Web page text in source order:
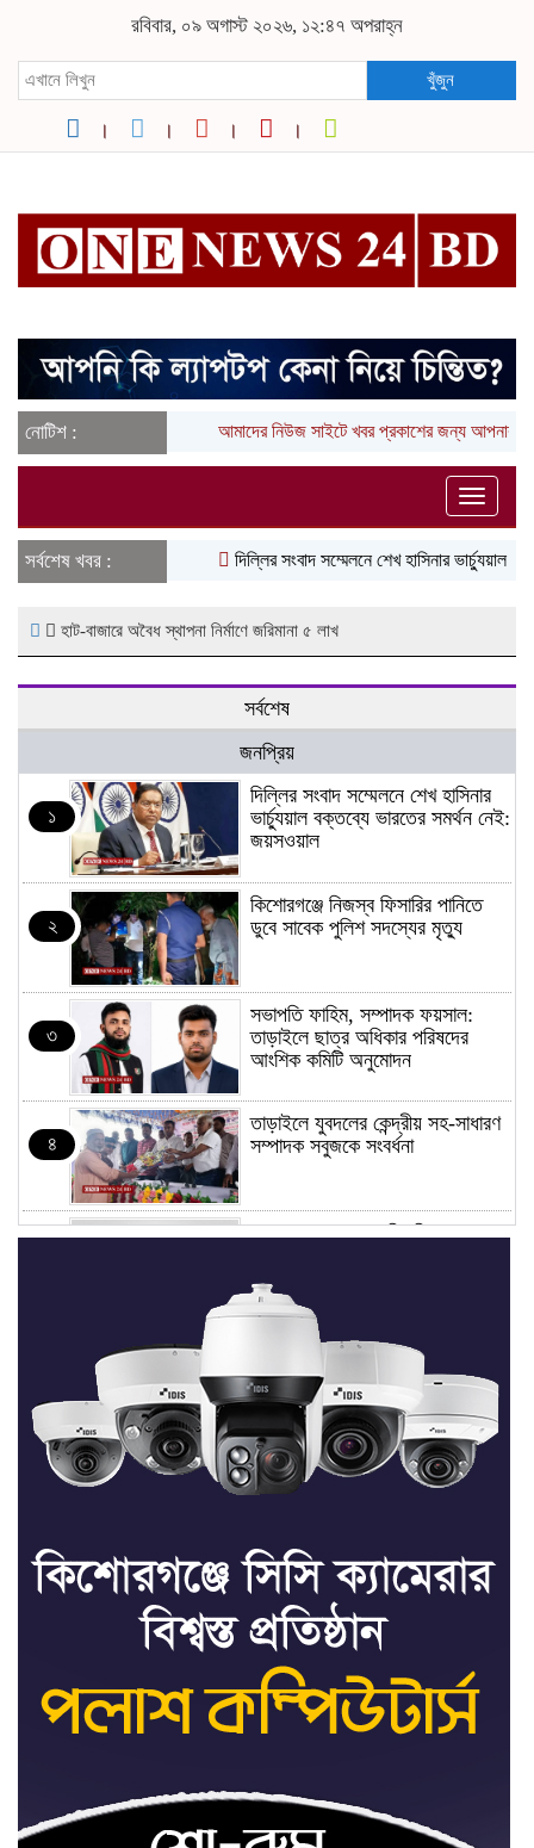
রবিবার, ০৯ অগাস্ট ২০২৬, ১২:৪৭ অপরাহ্ন
খুঁজুন
নোটিশ : আমাদের নিউজ সাইটে খবর প্রকাশের জন্য আপনার
Toggle
সর্বশেষ খবর :
দিল্লির সংবাদ সম্মেলনে শেখ হাসিনার ভার্চ্যুয়াল
হাট-বাজারে অবৈধ স্থাপনা নির্মাণে জরিমানা ৫ লাখ
সর্বশেষ
জনপ্রিয়
১
দিল্লির সংবাদ সম্মেলনে শেখ হাসিনার
ভার্চ্যুয়াল বক্তব্যে ভারতের সমর্থন নেই:
জয়সওয়াল
২
কিশোরগঞ্জে নিজস্ব ফিসারির পানিতে
ডুবে সাবেক পুলিশ সদস্যের মৃত্যু
৩
সভাপতি ফাহিম, সম্পাদক ফয়সাল:
তাড়াইলে ছাত্র অধিকার পরিষদের
আংশিক কমিটি অনুমোদন
৪
তাড়াইলে যুবদলের কেন্দ্রীয় সহ-সাধারণ
সম্পাদক সবুজকে সংবর্ধনা
৪ মন্ত্রণালয়ে নতুন সচিব নিয়োগ, ২
শেখ হাসিনার সঙ্গে পালানোর ফ্লাইট
কীভাবে মিস করেছিলেন সালমান এফ
রহমান
৭
ভাত রান্নার সময় নরম হয়ে গেলে কী
করবেন
৮
মৃত্যুদণ্ড বাদ না দেওয়ায়
প্রত্যক্ষদর্শীদের তথ্য দেয়নি জাতিসংঘ:
ট্রাইব্যুনালকে প্রসিকিউটর
৯
তাড়াইলে রাউতি মানবসেবা ফাউন্ডেশনের
আয়োজনে কাফন-দাফন বিষয়ক বিশেষ
প্রশিক্ষণ কর্মশালা